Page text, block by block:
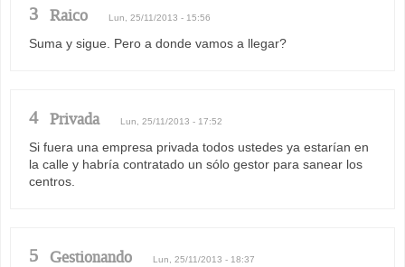
3 Raico Lun, 25/11/2013 - 15:56
Suma y sigue. Pero a donde vamos a llegar?
4 Privada Lun, 25/11/2013 - 17:52
Si fuera una empresa privada todos ustedes ya estarían en
la calle y habría contratado un sólo gestor para sanear los
centros.
5 Gestionando Lun, 25/11/2013 - 18:37